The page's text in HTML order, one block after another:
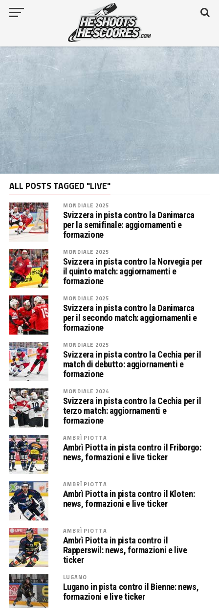
ALL POSTS TAGGED "LIVE"
MONDIALE 2025
Svizzera in pista contro la Danimarca
per la semifinale: aggiornamenti e
formazione
MONDIALE 2025
Svizzera in pista contro la Norvegia per
il quinto match: aggiornamenti e
formazione
MONDIALE 2025
Svizzera in pista contro la Danimarca
per il secondo match: aggiornamenti e
formazione
MONDIALE 2025
Svizzera in pista contro la Cechia per il
match di debutto: aggiornamenti e
formazione
MONDIALE 2024
Svizzera in pista contro la Cechia per il
terzo match: aggiornamenti e
formazione
AMBRÌ PIOTTA
Ambrì Piotta in pista contro il Friborgo:
news, formazioni e live ticker
AMBRÌ PIOTTA
Ambrì Piotta in pista contro il Kloten:
news, formazioni e live ticker
AMBRÌ PIOTTA
Ambrì Piotta in pista contro il
Rapperswil: news, formazioni e live
ticker
LUGANO
Lugano in pista contro il Bienne: news,
formazioni e live ticker